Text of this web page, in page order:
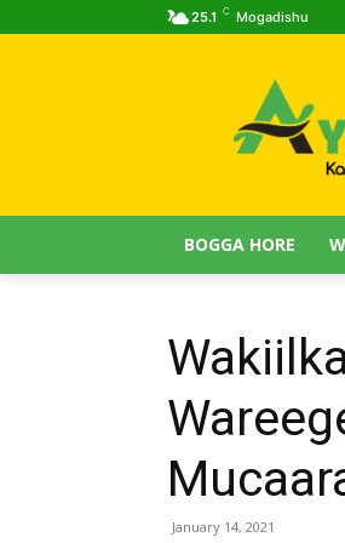
25.1 C Mogadishu
BOGGA HORE
January 14, 2021